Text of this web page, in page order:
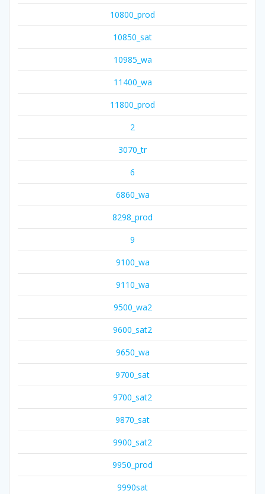
10800_prod
10850_sat
10985_wa
11400_wa
11800_prod
2
3070_tr
6
6860_wa
8298_prod
9
9100_wa
9110_wa
9500_wa2
9600_sat2
9650_wa
9700_sat
9700_sat2
9870_sat
9900_sat2
9950_prod
9990sat